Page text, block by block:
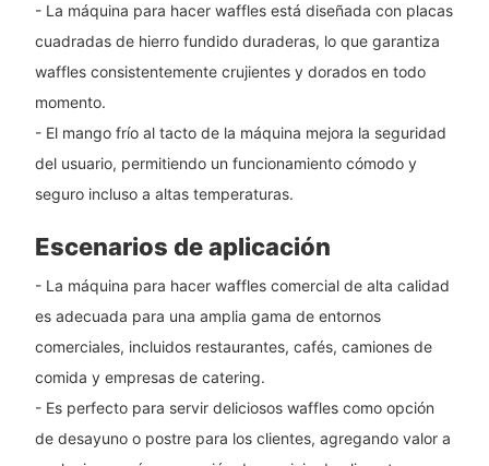
- La máquina para hacer waffles está diseñada con placas
cuadradas de hierro fundido duraderas, lo que garantiza
waffles consistentemente crujientes y dorados en todo
momento.
- El mango frío al tacto de la máquina mejora la seguridad
del usuario, permitiendo un funcionamiento cómodo y
seguro incluso a altas temperaturas.
Escenarios de aplicación
- La máquina para hacer waffles comercial de alta calidad
es adecuada para una amplia gama de entornos
comerciales, incluidos restaurantes, cafés, camiones de
comida y empresas de catering.
- Es perfecto para servir deliciosos waffles como opción
de desayuno o postre para los clientes, agregando valor a